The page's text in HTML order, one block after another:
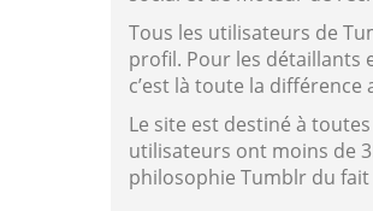
Tous les utilisateurs de
profil. Pour les détaillants
c’est là toute la
Le site est destiné à
utilisateurs ont moins de
philosophie Tumblr du